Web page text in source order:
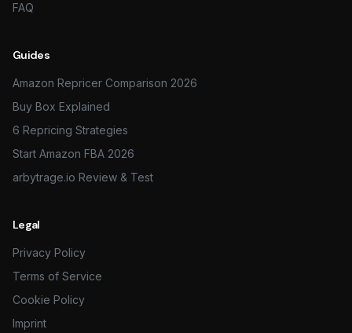
FAQ
Guides
Amazon Repricer Comparison 2026
Buy Box Explained
6 Repricing Strategies
Start Amazon FBA 2026
arbytrage.io Review & Test
Legal
Privacy Policy
Terms of Service
Cookie Policy
Imprint